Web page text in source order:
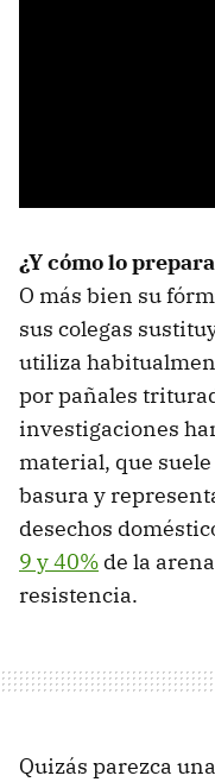
¿Y cómo lo
O más bien su
sus colegas
utiliza
por pañales
investigaciones
material, que
basura y
desechos
9 y 40% de la
resistencia.
Quizás parezca